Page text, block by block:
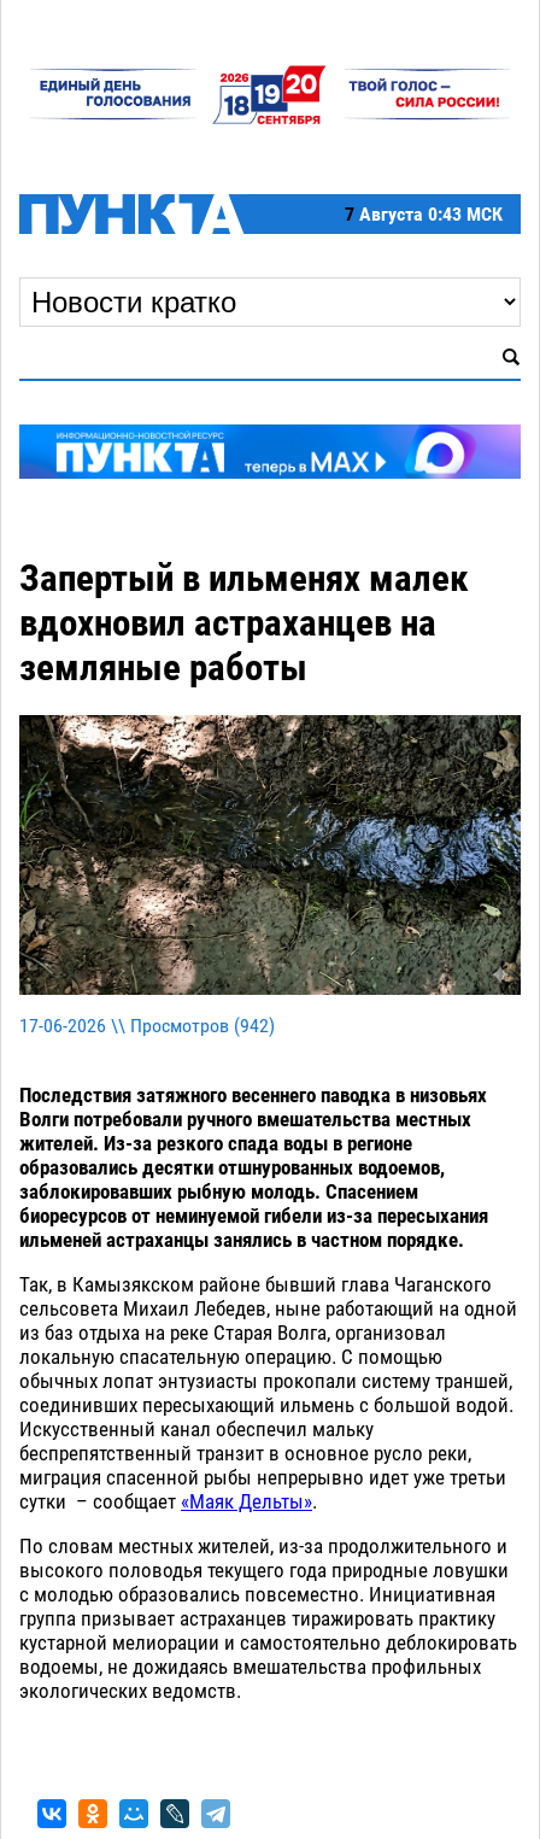
7 Августа 0:43 МСК
Запертый в ильменях малек
вдохновил астраханцев на
земляные работы
17-06-2026 \\ Просмотров (942)
Последствия затяжного весеннего паводка в низовьях
Волги потребовали ручного вмешательства местных
жителей. Из-за резкого спада воды в регионе
образовались десятки отшнурованных водоемов,
заблокировавших рыбную молодь. Спасением
биоресурсов от неминуемой гибели из-за пересыхания
ильменей астраханцы занялись в частном порядке.
Так, в Камызякском районе бывший глава Чаганского
сельсовета Михаил Лебедев, ныне работающий на одной
из баз отдыха на реке Старая Волга, организовал
локальную спасательную операцию. С помощью
обычных лопат энтузиасты прокопали систему траншей,
соединивших пересыхающий ильмень с большой водой.
Искусственный канал обеспечил мальку
беспрепятственный транзит в основное русло реки,
миграция спасенной рыбы непрерывно идет уже третьи
сутки – сообщает «Маяк Дельты».
По словам местных жителей, из-за продолжительного и
высокого половодья текущего года природные ловушки
с молодью образовались повсеместно. Инициативная
группа призывает астраханцев тиражировать практику
кустарной мелиорации и самостоятельно деблокировать
водоемы, не дожидаясь вмешательства профильных
экологических ведомств.